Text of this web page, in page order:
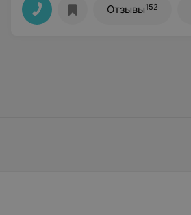
Отзывы152